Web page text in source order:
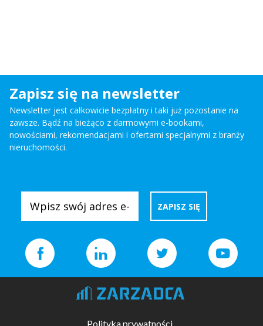
Zapisz się na newsletter
Newsletter jest całkowicie bezpłatny i taki już pozostanie na
zawsze. Bądź na bieżąco z darmowymi e-bookami,
nowościami, rekomendacjami i ofertami specjalnymi z branży
nieruchomości.
Polityka prywatności